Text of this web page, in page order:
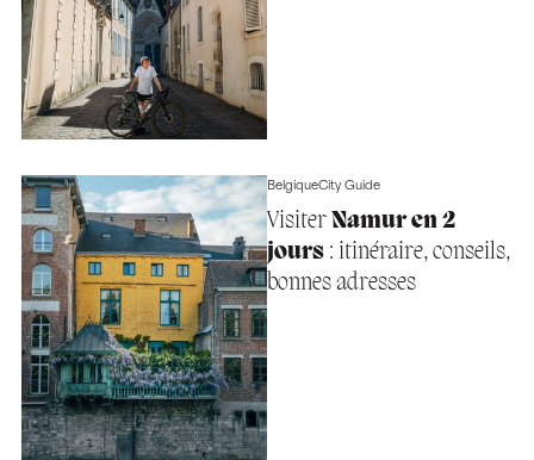
BelgiqueCity Guide
Visiter Namur en 2
jours: itinéraire, conseils,
bonnes adresses